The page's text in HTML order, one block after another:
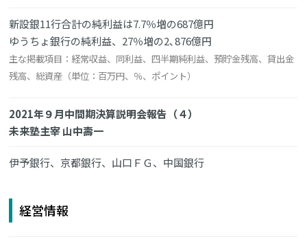
新設銀11行合計の純利益は7.7％増の687億円
ゆうちょ銀行の純利益、27％増の2､876億円
主な掲載項目：経常収益、同利益、四半期純利益、預貯金残高、貸出金
残高、総資産（単位：百万円、％、ポイント）
2021年９月中間期決算説明会報告（４）
未来塾主宰 山中壽一
伊予銀行、京都銀行、山口ＦＧ、中国銀行
経営情報